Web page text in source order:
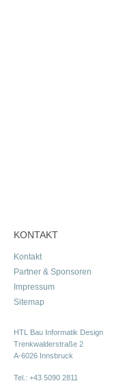
KONTAKT
Kontakt
Partner & Sponsoren
Impressum
Sitemap
HTL Bau Informatik Design
Trenkwalderstraße 2
A-6026 Innsbruck
Tel.: +43 5090 2811